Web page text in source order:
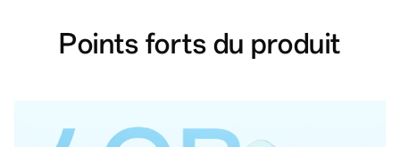
Points forts du produit